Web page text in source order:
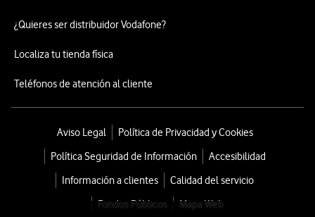
¿Quieres ser distribuidor Vodafone?
Localiza tu tienda física
Teléfonos de atención al cliente
Aviso Legal
Política de Privacidad y Cookies
Política Seguridad de Información
Accesibilidad
Información a clientes
Calidad del servicio
Fondos Públicos
Mapa Web